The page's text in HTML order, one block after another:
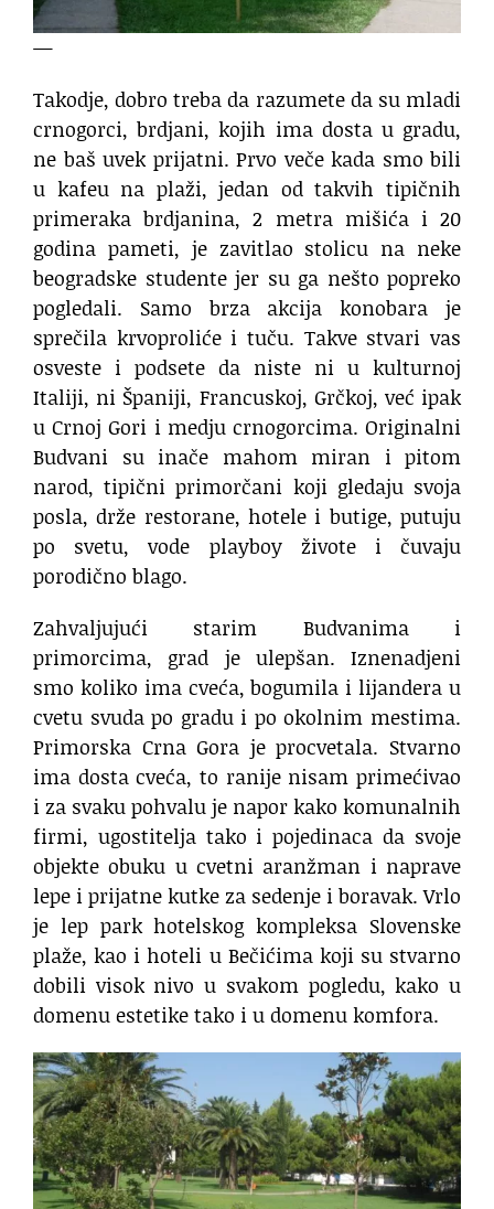
—
Takodje, dobro treba da razumete da su mladi
crnogorci, brdjani, kojih ima dosta u gradu,
ne baš uvek prijatni. Prvo veče kada smo bili
u kafeu na plaži, jedan od takvih tipičnih
primeraka brdjanina, 2 metra mišića i 20
godina pameti, je zavitlao stolicu na neke
beogradske studente jer su ga nešto popreko
pogledali. Samo brza akcija konobara je
sprečila krvoproliće i tuču. Takve stvari vas
osveste i podsete da niste ni u kulturnoj
Italiji, ni Španiji, Francuskoj, Grčkoj, već ipak
u Crnoj Gori i medju crnogorcima. Originalni
Budvani su inače mahom miran i pitom
narod, tipični primorčani koji gledaju svoja
posla, drže restorane, hotele i butige, putuju
po svetu, vode playboy živote i čuvaju
porodično blago.
Zahvaljujući starim Budvanima i
primorcima, grad je ulepšan. Iznenadjeni
smo koliko ima cveća, bogumila i lijandera u
cvetu svuda po gradu i po okolnim mestima.
Primorska Crna Gora je procvetala. Stvarno
ima dosta cveća, to ranije nisam primećivao
i za svaku pohvalu je napor kako komunalnih
firmi, ugostitelja tako i pojedinaca da svoje
objekte obuku u cvetni aranžman i naprave
lepe i prijatne kutke za sedenje i boravak. Vrlo
je lep park hotelskog kompleksa Slovenske
plaže, kao i hoteli u Bečićima koji su stvarno
dobili visok nivo u svakom pogledu, kako u
domenu estetike tako i u domenu komfora.